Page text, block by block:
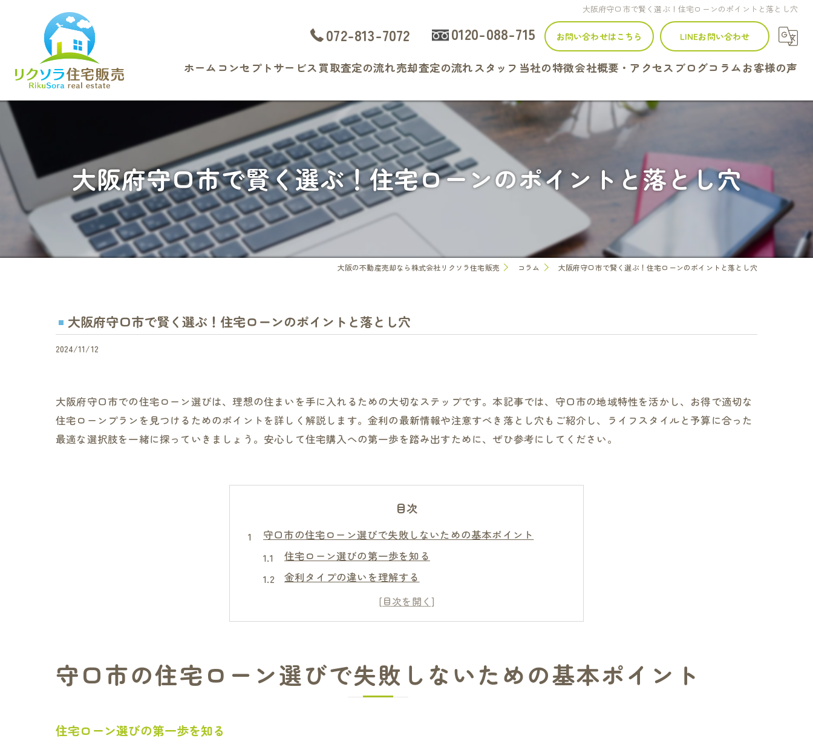
大阪府守口市で賢く選ぶ！住宅ローンのポイントと落とし穴
072-813-7072 0120-088-715 お問い合わせはこちら LINEお問い合わせ
ホーム コンセプト サービス
よくある質問
買取査定の流れ売却査定の流れスタッフ 当社の特徴
戸建て
マンション
土地
査定
会社概要・アクセス ブログコラム お客様の声
大阪府守口市で賢く選ぶ！住宅ローンのポイントと落とし穴
大阪の不動産売却なら株式会社リクソラ住宅販売 コラム 大阪府守口市で賢く選ぶ！住宅ローンのポイントと落とし穴
大阪府守口市で賢く選ぶ！住宅ローンのポイントと落とし穴
2024/11/12
大阪府守口市での住宅ローン選びは、理想の住まいを手に入れるための大切なステップです。本記事では、守口市の地域特性を活かし、お得で適切な
住宅ローンプランを見つけるためのポイントを詳しく解説します。金利の最新情報や注意すべき落とし穴もご紹介し、ライフスタイルと予算に合った
最適な選択肢を一緒に探っていきましょう。安心して住宅購入への第一歩を踏み出すために、ぜひ参考にしてください。
目次
守口市の住宅ローン選びで失敗しないための基本ポイント
住宅ローン選びの第一歩を知る
金利タイプの違いを理解する
返済期間と月々の負担を考慮する
借入限度額と収入のバランスを取る
提携金融機関の選び方
住宅ローン金利の最新トレンドを守口市でキャッチ
守口市の住宅ローン選びで失敗しないための基本ポイント
住宅ローン選びの第一歩を知る